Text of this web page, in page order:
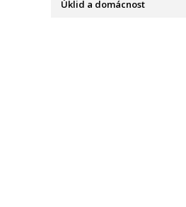
Úklid a domácnost